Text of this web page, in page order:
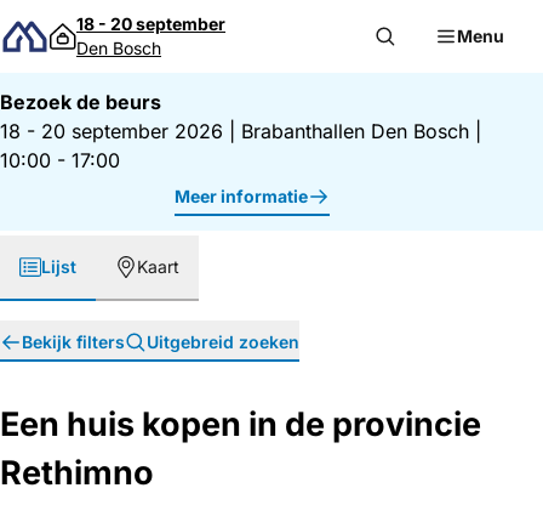
Direct naar inhoud
18 - 20 september
Den Bosch
Menu
Bezoek de beurs
18 - 20 september 2026
Brabanthallen Den Bosch
10:00 - 17:00
Meer informatie
Lijst Kaart
Bekijk filters Uitgebreid zoeken
Een huis kopen in de provincie
Rethimno